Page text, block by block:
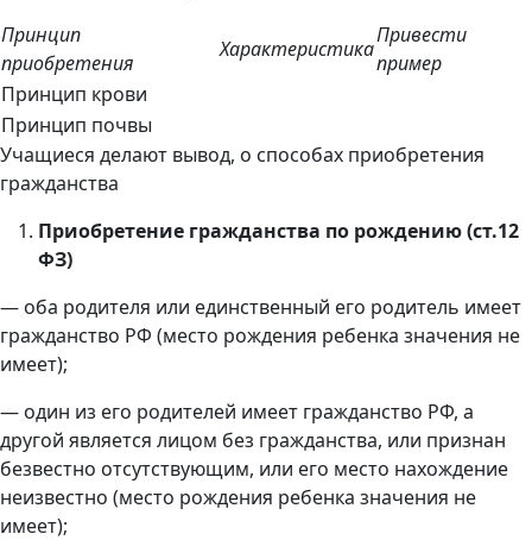
Принцип
приобретения
Характеристика
Привести
пример
Принцип крови
Принцип почвы
Учащиеся делают вывод, о способах приобретения
гражданства
Приобретение гражданства по рождению (ст.12
ФЗ)
— оба родителя или единственный его родитель имеет
гражданство РФ (место рождения ребенка значения не
имеет);
— один из его родителей имеет гражданство РФ, а
другой является лицом без гражданства, или признан
безвестно отсутствующим, или его место нахождение
неизвестно (место рождения ребенка значения не
имеет);